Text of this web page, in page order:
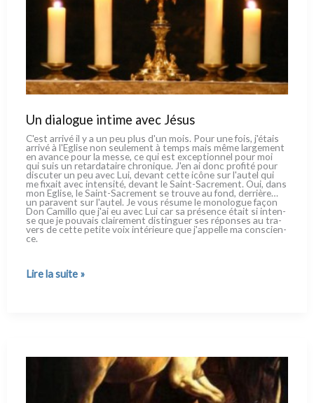
Un dialogue intime avec Jésus
C'est arri­vé il y a un peu plus d'un mois. Pour une fois, j'étais
arri­vé à l'Eglise non seu­le­ment à temps mais même lar­ge­ment
en avan­ce pour la mes­se, ce qui est excep­tion­nel pour moi
qui suis un retar­da­tai­re chro­ni­que. J'en ai donc pro­fi­té pour
discu­ter un peu avec Lui, devant cet­te icô­ne sur l'autel qui
me fixait avec inten­si­té, devant le Saint-Sacrement. Oui, dans
mon Eglise, le Saint-Sacrement se trou­ve au fond, der­riè­re…
un para­vent sur l'autel. Je vous résu­me le mono­lo­gue façon
Don Camillo que j'ai eu avec Lui car sa pré­sen­ce était si inten­
se que je pou­vais clai­re­ment distin­guer ses répon­ses au tra­
vers de cet­te peti­te voix inté­rieu­re que j'appelle ma con­scien­
ce.
Un
Lire la suite »